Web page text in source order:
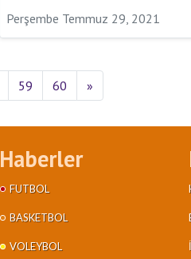
Perşembe Temmuz 29, 2021
59 60 »
Haberler
FUTBOL
BASKETBOL
VOLEYBOL